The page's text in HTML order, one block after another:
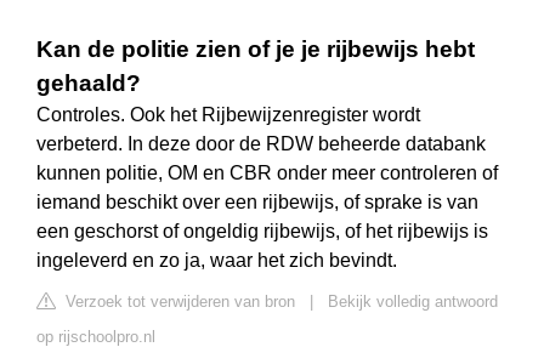
Kan de politie zien of je je rijbewijs hebt
gehaald?
Controles. Ook het Rijbewijzenregister wordt
verbeterd. In deze door de RDW beheerde databank
kunnen politie, OM en CBR onder meer controleren of
iemand beschikt over een rijbewijs, of sprake is van
een geschorst of ongeldig rijbewijs, of het rijbewijs is
ingeleverd en zo ja, waar het zich bevindt.
Verzoek tot verwijderen van bron
Bekijk volledig antwoord
op rijschoolpro.nl